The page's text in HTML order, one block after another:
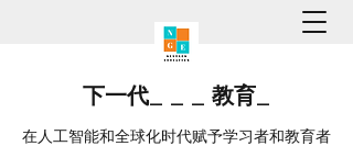
下一代_ _ _ 教育_
在人工智能和全球化时代赋予学习者和教育者